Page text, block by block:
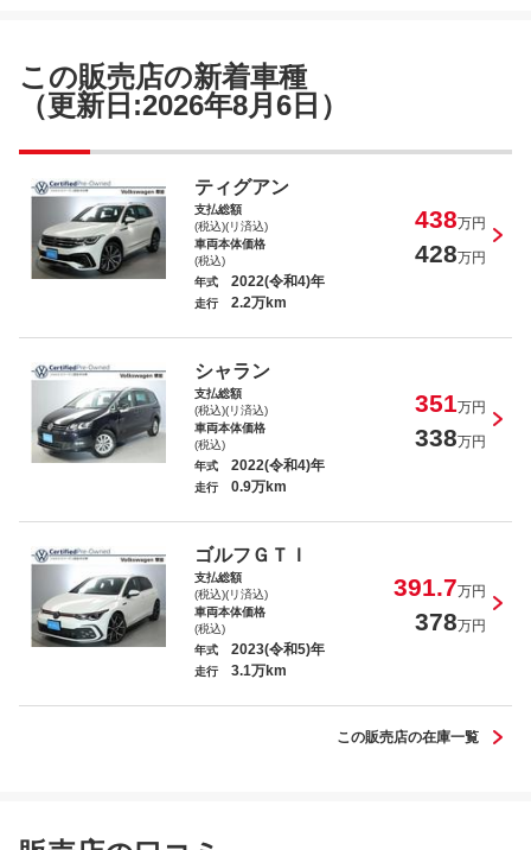
ＶＷ Ｔ－ロック Ｒ
ＶＷ Ｔ－ロック ＴＤＩ ブラックスタ
この販売店の新着車種
（更新日:2026年8月6日）
ティグアン
支払総額
(税込)(リ済込)
438万円
車両本体価格
(税込)
428万円
年式 2022(令和4)年
走行 2.2万km
シャラン
支払総額
(税込)(リ済込)
351万円
車両本体価格
(税込)
338万円
年式 2022(令和4)年
走行 0.9万km
ゴルフＧＴＩ
支払総額
(税込)(リ済込)
391.7万円
車両本体価格
(税込)
378万円
年式 2023(令和5)年
走行 3.1万km
この販売店の在庫一覧